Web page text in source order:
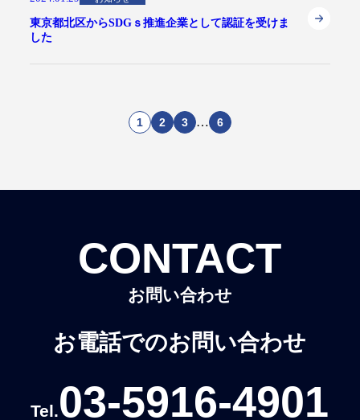
東京都北区からSDGｓ推進企業として認証を受けま
した
1 2 3 … 6
CONTACT
お問い合わせ
お電話でのお問い合わせ
Tel.03-5916-4901